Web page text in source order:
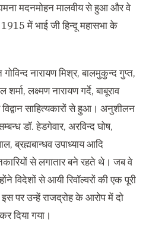
मदनमोहन मालवीय से हुआ और वे
1915में भाई जी हिन्दू महासभा के
नारायण मिश्र,बालमुकुन्द गुप्त,
शर्मा,लक्ष्मण नारायण गर्दे,बाबूराव
साहित्यकारों से हुआ। अनुशीलन
डॉ.हेडगेवार, अरविन्द घोष,
,ब्रह्मबान्धव उपाध्याय आदि
से लगातार बने रहते थे। जब वे
विदेशों से आयी रिवॉल्वरों की एक पूरी
पर उन्हें राजद्रोह के आरोप में दो
दिया गया।